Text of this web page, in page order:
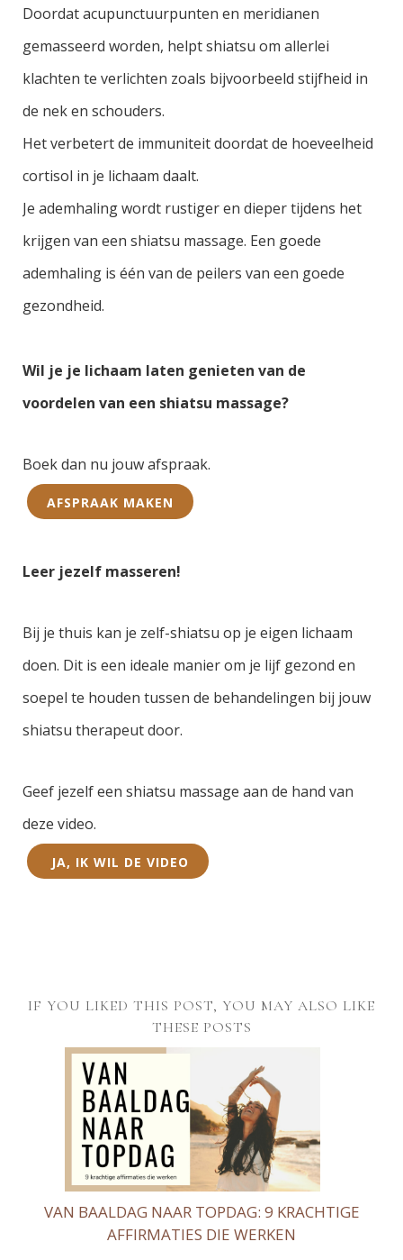
Doordat acupunctuurpunten en meridianen
gemasseerd worden, helpt shiatsu om allerlei
klachten te verlichten zoals bijvoorbeeld stijfheid in
de nek en schouders.
Het verbetert de immuniteit doordat de hoeveelheid
cortisol in je lichaam daalt.
Je ademhaling wordt rustiger en dieper tijdens het
krijgen van een shiatsu massage. Een goede
ademhaling is één van de peilers van een goede
gezondheid.
Wil je je lichaam laten genieten van de
voordelen van een shiatsu massage?
Boek dan nu jouw afspraak.
AFSPRAAK MAKEN
Leer jezelf masseren!
Bij je thuis kan je zelf-shiatsu op je eigen lichaam
doen. Dit is een ideale manier om je lijf gezond en
soepel te houden tussen de behandelingen bij jouw
shiatsu therapeut door.
Geef jezelf een shiatsu massage aan de hand van
deze video.
JA, IK WIL DE VIDEO
IF YOU LIKED THIS POST, YOU MAY ALSO LIKE
THESE POSTS
VAN BAALDAG NAAR TOPDAG: 9 KRACHTIGE
AFFIRMATIES DIE WERKEN